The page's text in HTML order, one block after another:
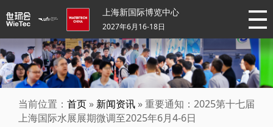
上海新国际博览中心
2027年6月16-18日
当前位置： 首页 » 新闻资讯 » 重要通知：2025第十七届
上海国际水展展期微调至2025年6月4-6日